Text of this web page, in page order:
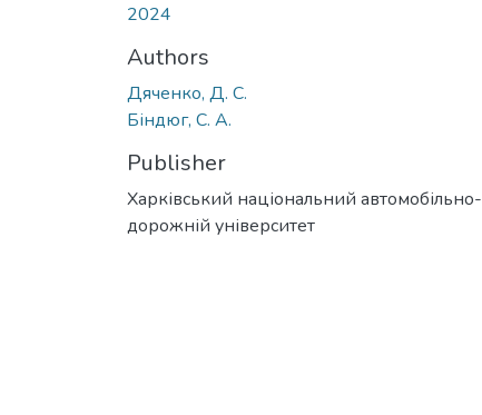
2024
Authors
Дяченко, Д. С.
Біндюг, С. А.
Publisher
Харківський національний автомобільно-
дорожній університет